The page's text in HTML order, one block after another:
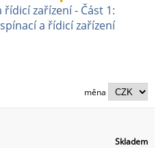
zařízení - Část 1:
a řídicí zařízení
měna
Skladem